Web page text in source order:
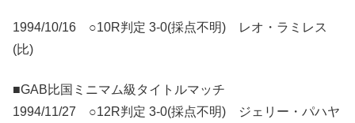
1994/10/16 ○10R判定 3-0(採点不明) レオ・ラミレス
(比)
■GAB比国ミニマム級タイトルマッチ
1994/11/27 ○12R判定 3-0(採点不明) ジェリー・パハヤ